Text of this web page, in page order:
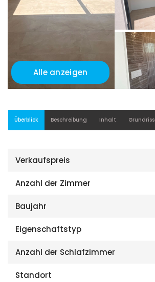
Alle anzeigen
Überblick Beschreibung Inhalt Grundriss
Verkaufspreis
Anzahl der Zimmer
Baujahr
Eigenschaftstyp
Anzahl der Schlafzimmer
Standort